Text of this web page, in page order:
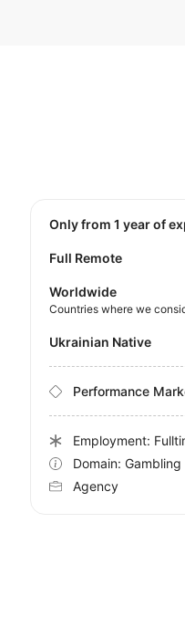
Only from 1 year of
Full Remote
Worldwide
Countries where we
Ukrainian Native
Performance
Employment:
Domain: Gambling
Agency